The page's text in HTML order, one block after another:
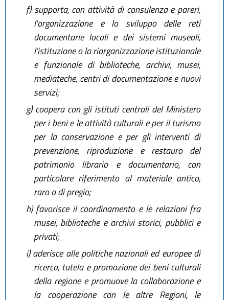
f)supporta, con attività di consulenza e pareri,
l'organizzazione e lo sviluppo delle reti
documentarie locali e dei sistemi museali,
l'istituzione o la riorganizzazione istituzionale
e funzionale di biblioteche, archivi, musei,
mediateche, centri di documentazione e nuovi
servizi;
g)coopera con gli istituti centrali del Ministero
per i beni e le attività culturali e per il turismo
per la conservazione e per gli interventi di
prevenzione, riproduzione e restauro del
patrimonio librario e documentario, con
particolare riferimento al materiale antico,
raro o di pregio;
h)favorisce il coordinamento e le relazioni fra
musei, biblioteche e archivi storici, pubblici e
privati;
i)aderisce alle politiche nazionali ed europee di
ricerca, tutela e promozione dei beni culturali
della regione e promuove la collaborazione e
la cooperazione con le altre Regioni, le